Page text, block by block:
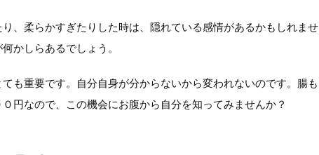
、柔らかすぎたりした時は、隠れている感情があるかもしれませ
かしらあるでしょう。
も重要です。自分自身が分からないから変われないのです。腸も
円なので、この機会にお腹から自分を知ってみませんか？